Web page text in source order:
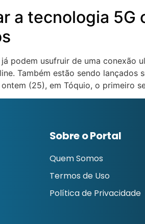
a tecnologia
podem usufruir de uma conexão
Também estão sendo
(25), em Tóquio, o primeiro
Sobre o Portal
Quem Somos
Termos de Uso
Política de Privacidade